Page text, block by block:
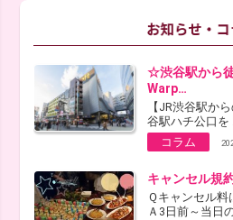
☆渋谷駅から
Warp…
【JR渋谷駅か
谷駅ハチ公口を
コラム
キャンセル規
Ｑキャンセル料
Ａ3日前～当日